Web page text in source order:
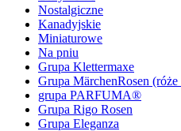
Nostalgiczne
Kanadyjskie
Miniaturowe
Na pniu
Grupa Klettermaxe
Grupa MärchenRosen
grupa PARFUMA®
Grupa Rigo Rosen
Grupa Eleganza